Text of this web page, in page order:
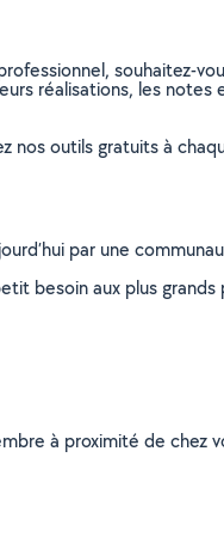
souhaitez-
réalisations, les notes
nos outils gratuits à
par une
besoin aux plus
à proximité de chez